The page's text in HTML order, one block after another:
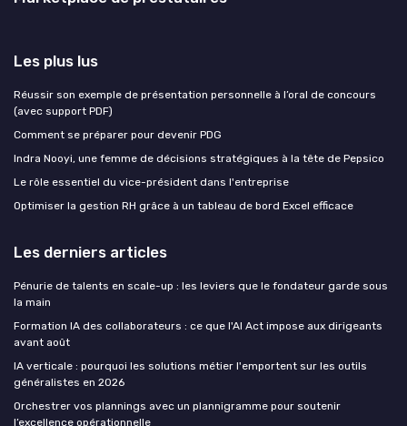
Les plus lus
Réussir son exemple de présentation personnelle à l’oral de concours
(avec support PDF)
Comment se préparer pour devenir PDG
Indra Nooyi, une femme de décisions stratégiques à la tête de Pepsico
Le rôle essentiel du vice-président dans l'entreprise
Optimiser la gestion RH grâce à un tableau de bord Excel efficace
Les derniers articles
Pénurie de talents en scale-up : les leviers que le fondateur garde sous
la main
Formation IA des collaborateurs : ce que l'AI Act impose aux dirigeants
avant août
IA verticale : pourquoi les solutions métier l'emportent sur les outils
généralistes en 2026
Orchestrer vos plannings avec un plannigramme pour soutenir
l’excellence opérationnelle